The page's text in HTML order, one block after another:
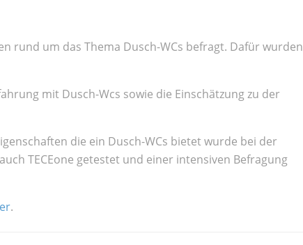
rund um das Thema Dusch-WCs befragt. Dafür wurden
mit Dusch-Wcs sowie die Einschätzung zu der
die ein Dusch-WCs bietet wurde bei der
TECEone getestet und einer intensiven Befragung
.